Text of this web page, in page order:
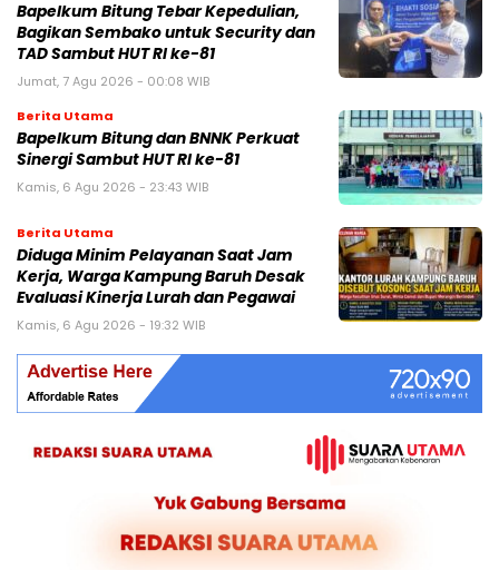
Bapelkum Bitung Tebar Kepedulian,
Bagikan Sembako untuk Security dan
TAD Sambut HUT RI ke-81
Jumat, 7 Agu 2026 - 00:08 WIB
Berita Utama
Bapelkum Bitung dan BNNK Perkuat
Sinergi Sambut HUT RI ke-81
Kamis, 6 Agu 2026 - 23:43 WIB
Berita Utama
Diduga Minim Pelayanan Saat Jam
Kerja, Warga Kampung Baruh Desak
Evaluasi Kinerja Lurah dan Pegawai
Kamis, 6 Agu 2026 - 19:32 WIB